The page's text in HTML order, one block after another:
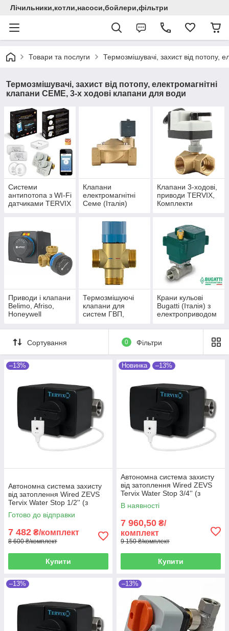
Лічильники,котли,насоси,бойлери,фільтри
Товари та послуги Термозмішувачі, захист від потопу,
Термозмішувачі, захист від потопу, електромагнітні
клапани СЕМЕ, 3-х ходові клапани для води
Системи
антипотопа з WI-Fi
датчиками TERVIX
Клапани
електромагнітні
Семе (Італія)
Клапани 3-ходові,
приводи TERVIX,
Комплекти
Приводи і клапани
Belimo, Afriso,
Honeywell
Термозмішуючі
клапани для
систем ГВП,
Afriso
Крани кульові
Bugatti (Італія) з
електроприводом
Сортування 0 Фільтри
–13%
Автономна система захисту
від затоплення Wired ZEVS
Tervix Water Stop 1/2'' (з
дротовими датчиками)
Готово до відправки
7 482 ₴/комплект
8 600 ₴/комплект
Купити
Новинка –13%
Автономна система захисту
від затоплення Wired ZEVS
Tervix Water Stop 3/4'' (з
дротовими датчиками)
В наявності
7 960,50 ₴/
комплект
9 150 ₴/комплект
Купити
–13% –13%